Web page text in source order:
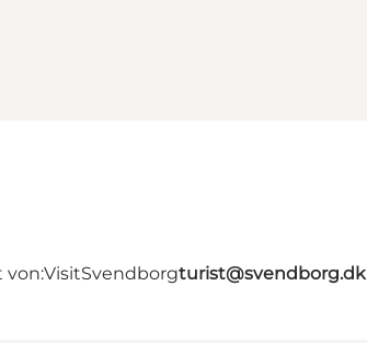
von:VisitSvendborgturist@svendborg.dk